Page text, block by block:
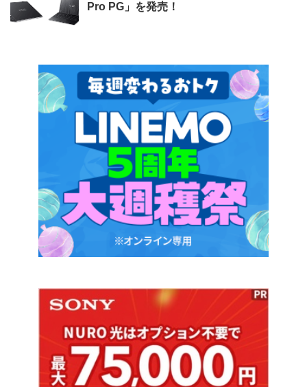
Pro PG」を発売！